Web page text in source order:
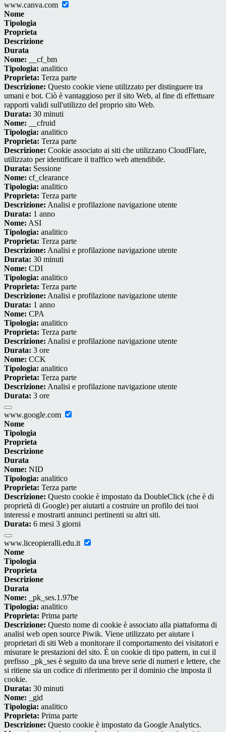
www.canva.com
Nome
Tipologia
Proprieta
Descrizione
Durata
Nome: __cf_bm
Tipologia: analitico
Proprieta: Terza parte
Descrizione: Questo cookie viene utilizzato per distinguere tra
umani e bot. Ciò è vantaggioso per il sito Web, al fine di effettuare
rapporti validi sull'utilizzo del proprio sito Web.
Durata: 30 minuti
Nome: __cfruid
Tipologia: analitico
Proprieta: Terza parte
Descrizione: Cookie associato ai siti che utilizzano CloudFlare,
utilizzato per identificare il traffico web attendibile.
Durata: Sessione
Nome: cf_clearance
Tipologia: analitico
Proprieta: Terza parte
Descrizione: Analisi e profilazione navigazione utente
Durata: 1 anno
Nome: ASI
Tipologia: analitico
Proprieta: Terza parte
Descrizione: Analisi e profilazione navigazione utente
Durata: 30 minuti
Nome: CDI
Tipologia: analitico
Proprieta: Terza parte
Descrizione: Analisi e profilazione navigazione utente
Durata: 1 anno
Nome: CPA
Tipologia: analitico
Proprieta: Terza parte
Descrizione: Analisi e profilazione navigazione utente
Durata: 3 ore
Nome: CCK
Tipologia: analitico
Proprieta: Terza parte
Descrizione: Analisi e profilazione navigazione utente
Durata: 3 ore
www.google.com
Nome
Tipologia
Proprieta
Descrizione
Durata
Nome: NID
Tipologia: analitico
Proprieta: Terza parte
Descrizione: Questo cookie è impostato da DoubleClick (che è di
proprietà di Google) per aiutarti a costruire un profilo dei tuoi
interessi e mostrarti annunci pertinenti su altri siti.
Durata: 6 mesi 3 giorni
www.liceopieralli.edu.it
Nome
Tipologia
Proprieta
Descrizione
Durata
Nome: _pk_ses.1.97be
Tipologia: analitico
Proprieta: Prima parte
Descrizione: Questo nome di cookie è associato alla piattaforma di
analisi web open source Piwik. Viene utilizzato per aiutare i
proprietari di siti Web a monitorare il comportamento dei visitatori e
misurare le prestazioni del sito. È un cookie di tipo pattern, in cui il
prefisso _pk_ses è seguito da una breve serie di numeri e lettere, che
si ritiene sia un codice di riferimento per il dominio che imposta il
cookie.
Durata: 30 minuti
Nome: _gid
Tipologia: analitico
Proprieta: Prima parte
Descrizione: Questo cookie è impostato da Google Analytics.